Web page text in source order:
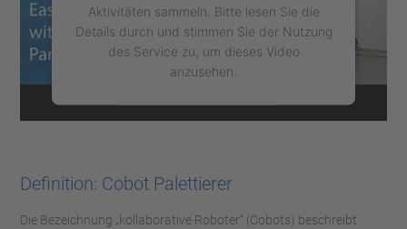
Aktivitäten sammeln. Bitte lesen Sie die
Details durch und stimmen Sie der Nutzung
des Service zu, um dieses Video
anzusehen.
Mehr Informationen
Management Platform
Definition: Cobot Palettierer
Die Bezeichnung „kollaborative Roboter“ (Cobots) beschreibt